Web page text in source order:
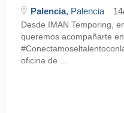
Palencia, Palencia
Desde IMAN Temporing,
queremos acompañarte
oficina de ...